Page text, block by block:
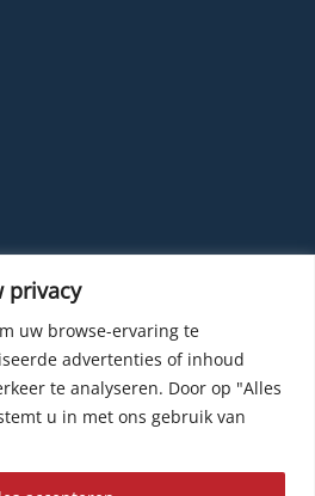
privacy
uw browse-ervaring te
advertenties of inhoud
te analyseren. Door op "Alles
u in met ons gebruik van